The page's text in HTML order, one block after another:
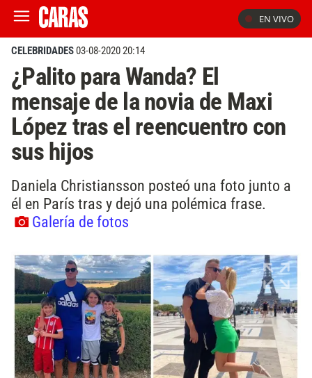
EN VIVO
CELEBRIDADES03-08-2020 20:14
¿Palito para Wanda? El
mensaje de la novia de Maxi
López tras el reencuentro con
sus hijos
Daniela Christiansson posteó una foto junto a
él en París tras y dejó una polémica frase.
Galería de fotos